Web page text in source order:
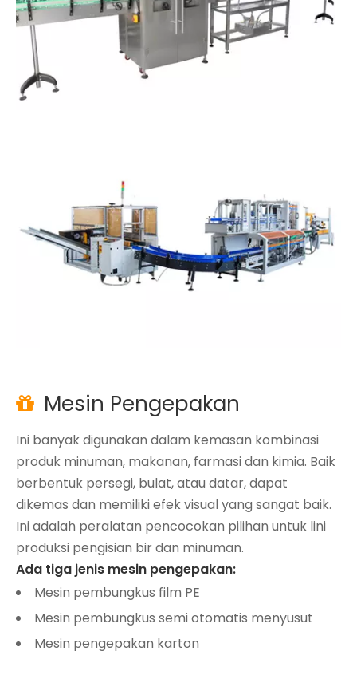
 Mesin Pengepakan
Ini banyak digunakan dalam kemasan kombinasi
produk minuman, makanan, farmasi dan kimia. Baik
berbentuk persegi, bulat, atau datar, dapat
dikemas dan memiliki efek visual yang sangat baik.
Ini adalah peralatan pencocokan pilihan untuk lini
produksi pengisian bir dan minuman.
Ada tiga jenis mesin pengepakan:
Mesin pembungkus film PE
Mesin pembungkus semi otomatis menyusut
Mesin pengepakan karton